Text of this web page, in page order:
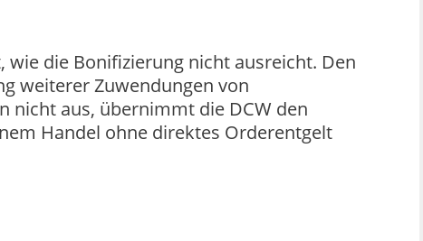
die Bonifizierung nicht ausreicht. Den
weiterer Zuwendungen von
nicht aus, übernimmt die DCW den
Handel ohne direktes Orderentgelt